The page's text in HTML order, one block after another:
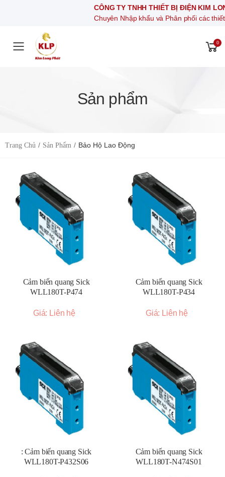
CÔNG TY TNHH THIẾT BỊ ĐIỆN KIM LONG PHÁT
Chuyên Nhập khẩu và Phân phối các thiết bị khí nén,
Toggle mobile menu
0
Sản phẩm
Trang Chủ Sản Phẩm Bảo Hộ Lao Động
Cảm biến quang Sick
WLL180T-P474
Giá: Liên hệ
Cảm biến quang Sick
WLL180T-P434
Giá: Liên hệ
: Cảm biến quang Sick
WLL180T-P432S06
Cảm biến quang Sick
WLL180T-N474S01